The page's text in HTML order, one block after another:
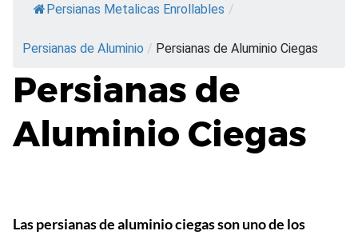
Persianas Metalicas Enrollables /
Persianas de Aluminio / Persianas de Aluminio Ciegas
Persianas de
Aluminio Ciegas
Las persianas de aluminio ciegas son uno de los